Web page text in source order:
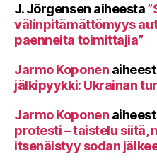
J. Jörgensen aiheesta
välinpitämättömyys
paenneita toimittajia”
Jarmo Koponen
jälkipyykki: Ukrainan
Jarmo Koponen
protesti – taistelu siitä,
itsenäistyy sodan